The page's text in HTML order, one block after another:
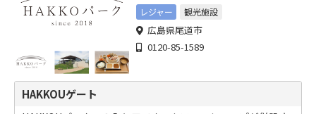
るレジャー 観光施設
広島県尾道市
0120-85-1589
HAKKOUゲート